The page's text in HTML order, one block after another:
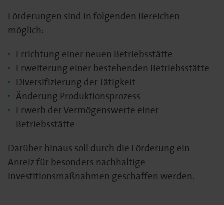
Förderungen sind in folgenden Bereichen
möglich:
Errichtung einer neuen Betriebsstätte
Erweiterung einer bestehenden Betriebsstätte
Diversifizierung der Tätigkeit
Änderung Produktionsprozess
Erwerb der Vermögenswerte einer
Betriebsstätte
Darüber hinaus soll durch die Förderung ein
Anreiz für besonders nachhaltige
Investitionsmaßnahmen geschaffen werden.